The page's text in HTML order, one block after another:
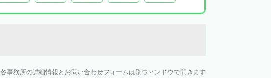
各事務所の詳細情報とお問い合わせフォームは別ウィンドウで開きます